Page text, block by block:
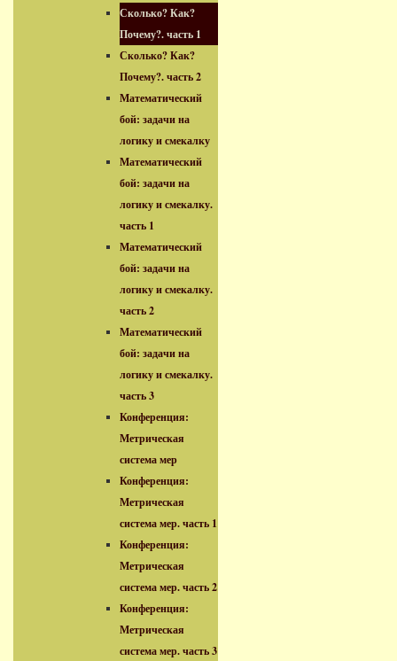
Сколько? Как?
Почему?. часть 1
Сколько? Как?
Почему?. часть 2
Математический
бой: задачи на
логику и смекалку
Математический
бой: задачи на
логику и смекалку.
часть 1
Математический
бой: задачи на
логику и смекалку.
часть 2
Математический
бой: задачи на
логику и смекалку.
часть 3
Конференция:
Метрическая
система мер
Конференция:
Метрическая
система мер. часть 1
Конференция:
Метрическая
система мер. часть 2
Конференция:
Метрическая
система мер. часть 3